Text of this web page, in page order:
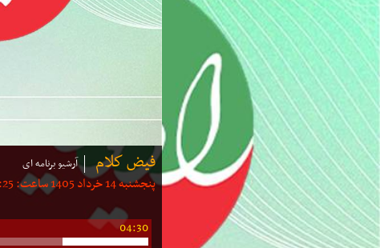
فیض كلام آرشیو برنامه ای
پنجشنبه 14 خرداد 1405 ساعت: 04:25 | مدت: 15 دقیقه
04:30